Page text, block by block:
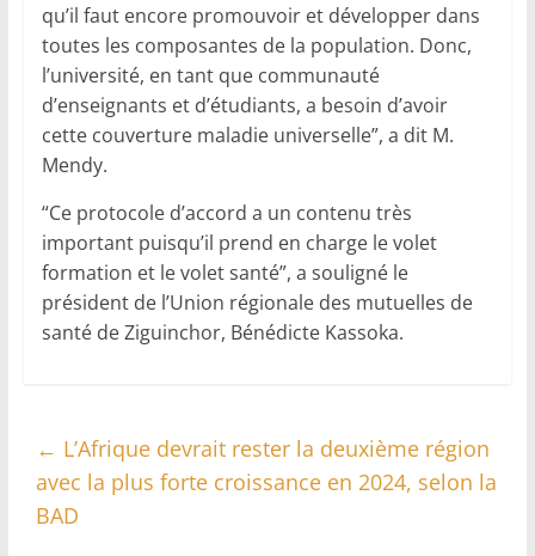
qu’il faut encore promouvoir et développer dans
toutes les composantes de la population. Donc,
l’université, en tant que communauté
d’enseignants et d’étudiants, a besoin d’avoir
cette couverture maladie universelle”, a dit M.
Mendy.
“Ce protocole d’accord a un contenu très
important puisqu’il prend en charge le volet
formation et le volet santé”, a souligné le
président de l’Union régionale des mutuelles de
santé de Ziguinchor, Bénédicte Kassoka.
← L’Afrique devrait rester la deuxième région
avec la plus forte croissance en 2024, selon la
BAD